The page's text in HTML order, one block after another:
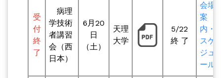
受
付
終
了
病理
学技術
者講習
会（西
日本）
6月20
日
（土）
天理
大学
5/22
終 了
会場
案
内・
スケ
ジュ
ール